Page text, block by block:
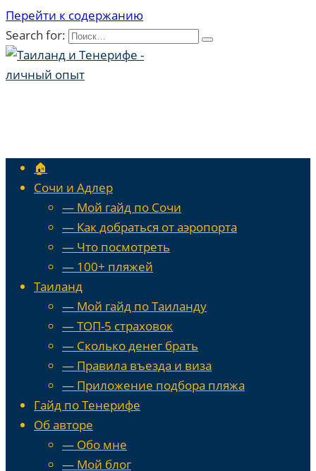
Перейти к содержанию
Search for:
🏠
Сочи и Адлер
— Мой гайд по Сочи
— Как добраться от аэропорта
— Что посмотреть
— 100+ пляжей
Таиланд
— Мой гайд по Таиланду
— ТОП-5 страховок
— Сколько денег брать
— Правила въезда и виза
— Приложение подбора пляжа
Гайд по Тенерифе
Об авторе
— Обо мне
— Мой блог